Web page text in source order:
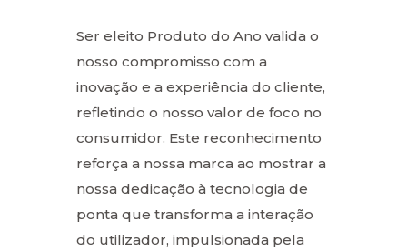
Ser eleito Produto do Ano valida o
nosso compromisso com a
inovação e a experiência do cliente,
refletindo o nosso valor de foco no
consumidor. Este reconhecimento
reforça a nossa marca ao mostrar a
nossa dedicação à tecnologia de
ponta que transforma a interação
do utilizador, impulsionada pela